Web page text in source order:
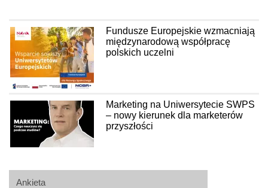
Ankieta
Fundusze Europejskie wzmacniają
międzynarodową współpracę
polskich uczelni
Marketing na Uniwersytecie SWPS
– nowy kierunek dla marketerów
przyszłości